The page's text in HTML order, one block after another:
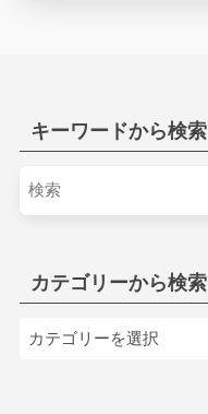
キーワードから検索
カテゴリーから検索